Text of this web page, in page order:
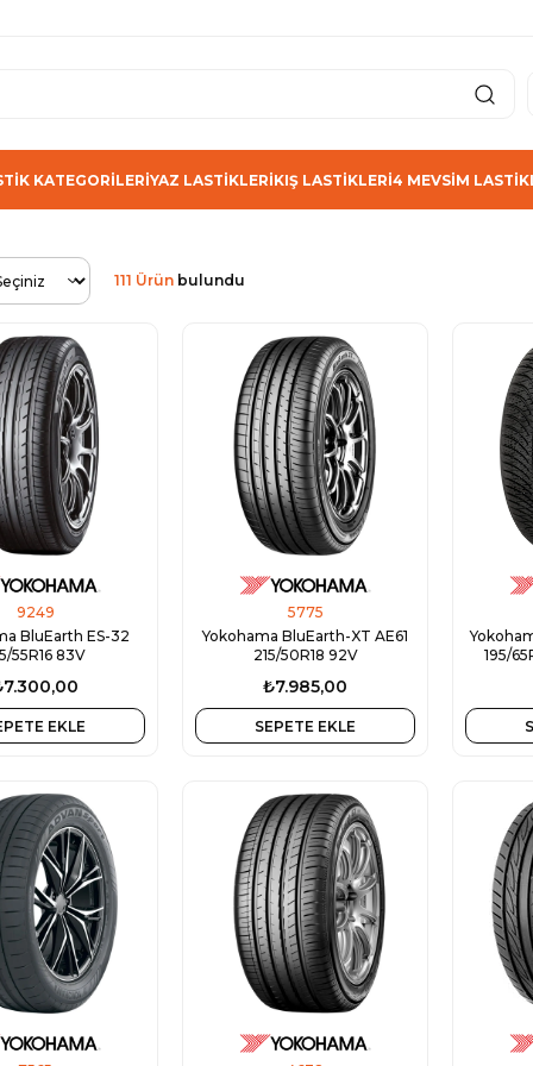
KATEGORİLERİYAZ LASTİKLERİKIŞ LASTİKLERİ4 MEVSİM
111 Ürün
9249
BluEarth ES-32
55R16 83V
EKLE
5775
Yokohama BluEarth-XT AE61
215/50R18 92V
₺7.985,00
SEPETE EKLE
195/